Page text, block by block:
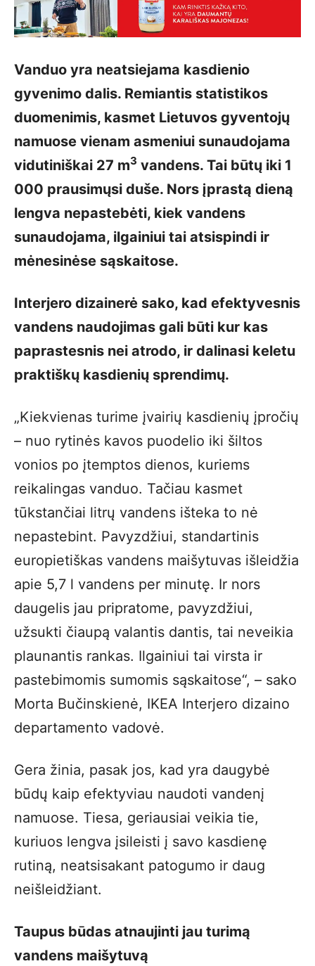
Vanduo yra neatsiejama kasdienio
gyvenimo dalis. Remiantis statistikos
duomenimis, kasmet Lietuvos gyventojų
namuose vienam asmeniui sunaudojama
vidutiniškai 27 m3 vandens. Tai būtų iki 1
000 prausimųsi duše. Nors įprastą dieną
lengva nepastebėti, kiek vandens
sunaudojama, ilgainiui tai atsispindi ir
mėnesinėse sąskaitose.
Interjero dizainerė sako, kad efektyvesnis
vandens naudojimas gali būti kur kas
paprastesnis nei atrodo, ir dalinasi keletu
praktiškų kasdienių sprendimų.
„Kiekvienas turime įvairių kasdienių įpročių
– nuo rytinės kavos puodelio iki šiltos
vonios po įtemptos dienos, kuriems
reikalingas vanduo. Tačiau kasmet
tūkstančiai litrų vandens išteka to nė
nepastebint. Pavyzdžiui, standartinis
europietiškas vandens maišytuvas išleidžia
apie 5,7 l vandens per minutę. Ir nors
daugelis jau pripratome, pavyzdžiui,
užsukti čiaupą valantis dantis, tai neveikia
plaunantis rankas. Ilgainiui tai virsta ir
pastebimomis sumomis sąskaitose“, – sako
Morta Bučinskienė, IKEA Interjero dizaino
departamento vadovė.
Gera žinia, pasak jos, kad yra daugybė
būdų kaip efektyviau naudoti vandenį
namuose. Tiesa, geriausiai veikia tie,
kuriuos lengva įsileisti į savo kasdienę
rutiną, neatsisakant patogumo ir daug
neišleidžiant.
Taupus būdas atnaujinti jau turimą
vandens maišytuvą